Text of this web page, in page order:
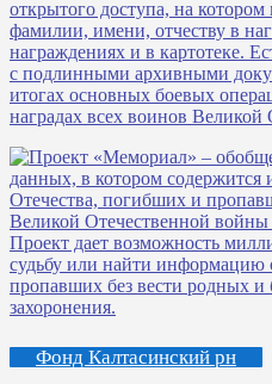
Фонд Калтасинский рн